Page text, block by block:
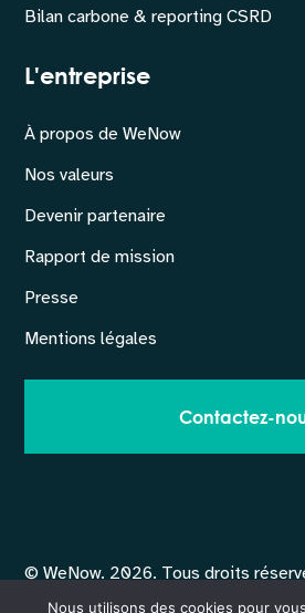
Bilan carbone & reporting CSRD
L'entreprise
À propos de WeNow
Nos valeurs
Devenir partenaire
Rapport de mission
Presse
Mentions légales
Contactez-
© WeNow. 2026. Tous droits
Nous utilisons des cookies pour